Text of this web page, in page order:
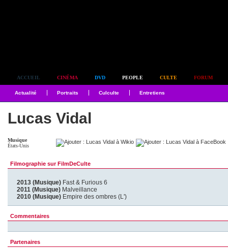
ACCUEIL CINÉMA DVD PEOPLE CULTE FORUM
Actualité Portraits Culculte Entretiens
Lucas Vidal
Musique
États-Unis
Filmographie sur FilmDeCulte
2013 (Musique) Fast & Furious 6
2011 (Musique) Malveillance
2010 (Musique) Empire des ombres (L')
Commentaires
Partenaires